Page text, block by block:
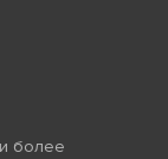
более